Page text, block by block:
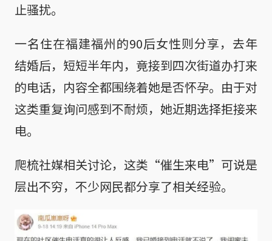
止骚扰。
一名住在福建福州的90后女性则分享，去年
结婚后，短短半年内，竟接到四次街道办打来
的电话，内容全都围绕着她是否怀孕。由于对
这类重复询问感到不耐烦，她近期选择拒接来
电。
爬梳社媒相关讨论，这类“催生来电”可说是
层出不穷，不少网民都分享了相关经验。